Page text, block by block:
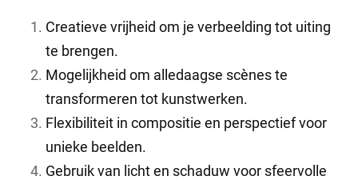
Creatieve vrijheid om je verbeelding tot uiting
te brengen.
Mogelijkheid om alledaagse scènes te
transformeren tot kunstwerken.
Flexibiliteit in compositie en perspectief voor
unieke beelden.
Gebruik van licht en schaduw voor sfeervolle